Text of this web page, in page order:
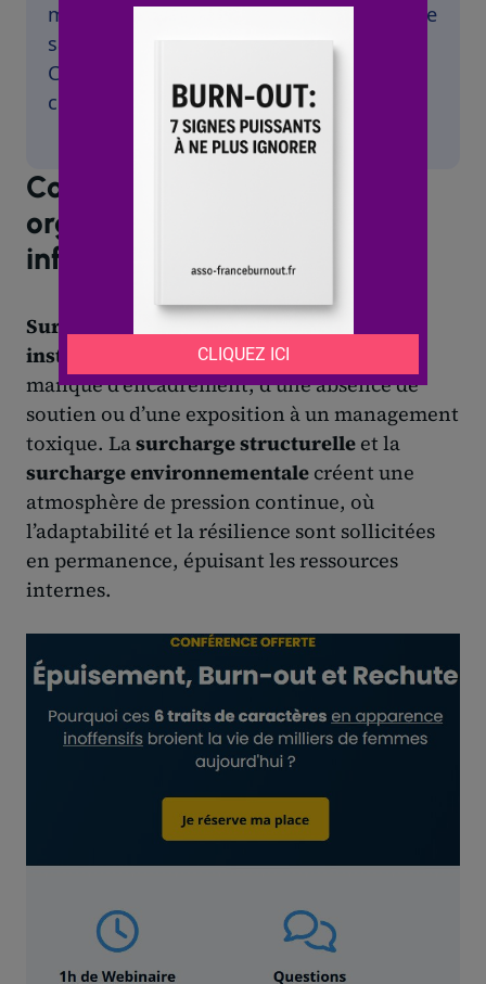
mon entreprise consommait mon énergie
sans aucune intention de la renouveler.
Ce fut le deuil douloureux de ma
croyance en la méritocratie absolue.
Comment la surcharge
organisationnelle et le stress
influencent-ils le burn-out ?
Surcharge économique etsurcharge
institutionnelle
résultent souvent d’un
manque d’encadrement, d’une absence de
soutien ou d’une exposition à un management
toxique. Lasurcharge structurelle et la
surcharge environnementale créent une
atmosphère de pression continue, où
l’adaptabilité et la résilience sont sollicitées
en permanence, épuisant les ressources
internes.